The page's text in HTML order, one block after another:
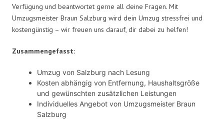
Verfügung und beantwortet gerne all deine Fragen. Mit
Umzugsmeister Braun Salzburg wird dein Umzug stressfrei und
kostengünstig – wir freuen uns darauf, dir dabei zu helfen!
Zusammengefasst:
Umzug von Salzburg nach Lesung
Kosten abhängig von Entfernung, Haushaltsgröße
und gewünschten zusätzlichen Leistungen
Individuelles Angebot von Umzugsmeister Braun
Salzburg